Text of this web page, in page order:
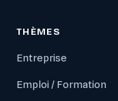
THÈMES
Entreprise
Emploi / Formation